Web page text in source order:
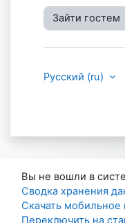
Зайти гостем
Русский ‎(ru)‎
Вы не вошли в
Сводка хранения
Скачать
Переключить на